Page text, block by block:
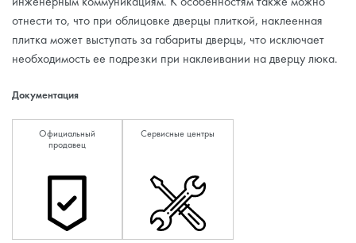
отнести то, что при облицовке дверцы плиткой, наклеенная
плитка может выступать за габариты дверцы, что исключает
необходимость ее подрезки при наклеивании на дверцу люка.
Документация
Официальный
продавец
Сервисные центры